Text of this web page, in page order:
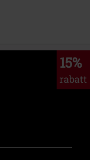
15%
rabatt